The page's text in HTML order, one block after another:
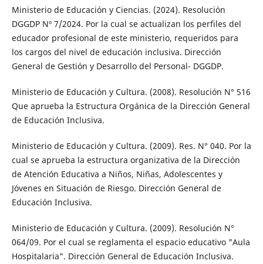
Ministerio de Educación y Ciencias. (2024). Resolución
DGGDP Nº 7/2024. Por la cual se actualizan los perfiles del
educador profesional de este ministerio, requeridos para
los cargos del nivel de educación inclusiva. Dirección
General de Gestión y Desarrollo del Personal- DGGDP.
Ministerio de Educación y Cultura. (2008). Resolución N° 516
Que aprueba la Estructura Orgánica de la Dirección General
de Educación Inclusiva.
Ministerio de Educación y Cultura. (2009). Res. N° 040. Por la
cual se aprueba la estructura organizativa de la Dirección
de Atención Educativa a Niños, Niñas, Adolescentes y
Jóvenes en Situación de Riesgo. Dirección General de
Educación Inclusiva.
Ministerio de Educación y Cultura. (2009). Resolución N°
064/09. Por el cual se reglamenta el espacio educativo "Aula
Hospitalaria". Dirección General de Educación Inclusiva.